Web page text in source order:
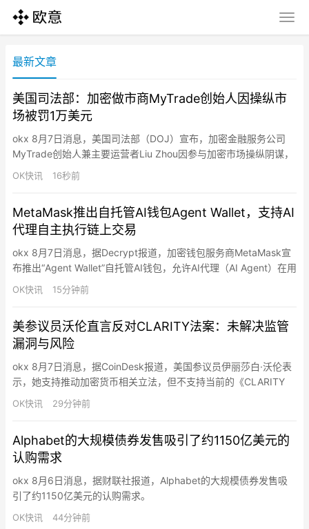
最新文章
美国司法部：加密做市商MyTrade创始人因操纵市
场被罚1万美元
okx 8月7日消息，美国司法部（DOJ）宣布，加密金融服务公司
MyTrade创始人兼主要运营者Liu Zhou因参与加密市场操纵阴谋，
近日在波士顿联邦法院被判处罚款1万美元。检方称，MyTrade通
过旗下“MyTrade MM”平台向加密项目方提供所谓“交易量支持”
交易（wash tr…
OK快讯 16秒前
MetaMask推出自托管AI钱包Agent Wallet，支持AI
代理自主执行链上交易
okx 8月7日消息，据Decrypt报道，加密钱包服务商MetaMask宣
布推出“Agent Wallet”自托管AI钱包，允许AI代理（AI Agent）在用
户设定的权限范围内自主执行链上交易，进一步布局AI驱动的加密
交易基础设施。MetaMask表示，Agent Wallet面向使用AI代理进
代…
OK快讯 15分钟前
美参议员沃伦直言反对CLARITY法案：未解决监管
漏洞与风险
okx 8月7日消息，据CoinDesk报道，美国参议员伊丽莎白·沃伦表
示，她支持推动加密货币相关立法，但不支持当前的《CLARITY
Act》。沃伦称，该法案未能充分解决加密行业中的利益冲突、消
费者保护、国家安全以及经济风险等关键问题。她认为，任何加密
保护。《CLARITY Act》旨在明确数字资产…
OK快讯 29分钟前
Alphabet的大规模债券发售吸引了约1150亿美元的
认购需求
okx 8月6日消息，据财联社报道，Alphabet的大规模债券发售吸
引了约1150亿美元的认购需求。
OK快讯 44分钟前